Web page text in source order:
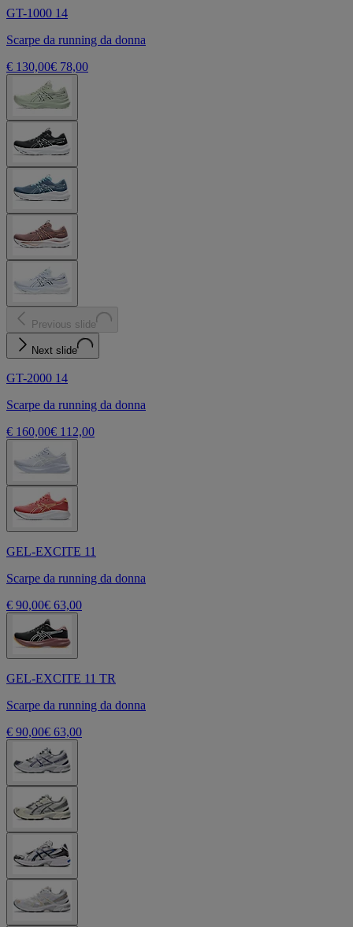
GT-1000 14
Scarpe da running da donna
€ 130,00€ 78,00
Previous slide
Next slide
GT-2000 14
Scarpe da running da donna
€ 160,00€ 112,00
GEL-EXCITE 11
Scarpe da running da donna
€ 90,00€ 63,00
GEL-EXCITE 11 TR
Scarpe da running da donna
€ 90,00€ 63,00